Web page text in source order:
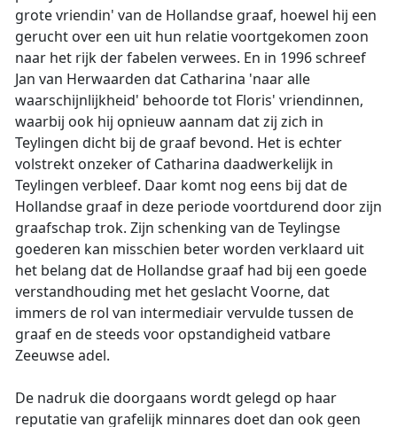
grote vriendin' van de Hollandse graaf, hoewel hij een
gerucht over een uit hun relatie voortgekomen zoon
naar het rijk der fabelen verwees. En in 1996 schreef
Jan van Herwaarden dat Catharina 'naar alle
waarschijnlijkheid' behoorde tot Floris' vriendinnen,
waarbij ook hij opnieuw aannam dat zij zich in
Teylingen dicht bij de graaf bevond. Het is echter
volstrekt onzeker of Catharina daadwerkelijk in
Teylingen verbleef. Daar komt nog eens bij dat de
Hollandse graaf in deze periode voortdurend door zijn
graafschap trok. Zijn schenking van de Teylingse
goederen kan misschien beter worden verklaard uit
het belang dat de Hollandse graaf had bij een goede
verstandhouding met het geslacht Voorne, dat
immers de rol van intermediair vervulde tussen de
graaf en de steeds voor opstandigheid vatbare
Zeeuwse adel.
De nadruk die doorgaans wordt gelegd op haar
reputatie van grafelijk minnares doet dan ook geen